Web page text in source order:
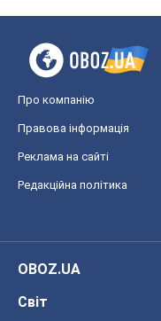
Про компанію
Правова інформація
Реклама на сайті
Редакційна політика
OBOZ.UA
Світ